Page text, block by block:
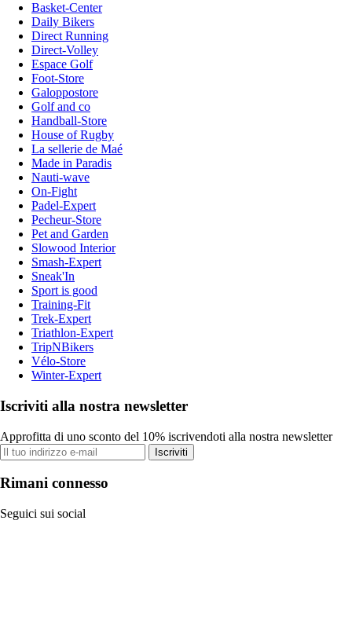
Basket-Center
Daily Bikers
Direct Running
Direct-Volley
Espace Golf
Foot-Store
Galoppostore
Golf and co
Handball-Store
House of Rugby
La sellerie de Maé
Made in Paradis
Nauti-wave
On-Fight
Padel-Expert
Pecheur-Store
Pet and Garden
Slowood Interior
Smash-Expert
Sneak'In
Sport is good
Training-Fit
Trek-Expert
Triathlon-Expert
TripNBikers
Vélo-Store
Winter-Expert
Iscriviti alla nostra newsletter
Approfitta di uno sconto del 10% iscrivendoti alla nostra newsletter
Iscriviti
Rimani connesso
Seguici sui social